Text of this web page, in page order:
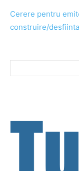
Cerere pentru
construire/